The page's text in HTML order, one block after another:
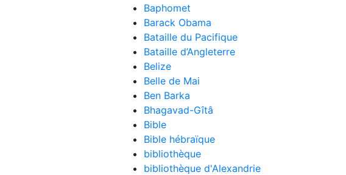
Baphomet
Barack Obama
Bataille du Pacifique
Bataille d’Angleterre
Belize
Belle de Mai
Ben Barka
Bhagavad-Gîtâ
Bible
Bible hébraïque
bibliothèque
bibliothèque d'Alexandrie